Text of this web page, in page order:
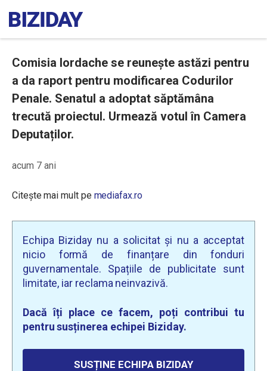
Comisia Iordache se reunește astăzi pentru
a da raport pentru modificarea Codurilor
Penale. Senatul a adoptat săptămâna
trecută proiectul. Urmează votul în Camera
Deputaților.
acum 7 ani
Citește mai mult pe mediafax.ro
Echipa Biziday nu a solicitat și nu a acceptat
nicio formă de finanțare din fonduri
guvernamentale. Spațiile de publicitate sunt
limitate, iar reclama neinvazivă.
Dacă îți place ce facem, poți contribui tu
pentru susținerea echipei Biziday.
SUSȚINE ECHIPA BIZIDAY